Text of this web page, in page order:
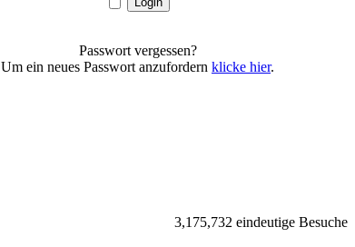
Passwort vergessen?
Um ein neues Passwort anzufordern klicke hier.
3,175,732 eindeutige Besuche